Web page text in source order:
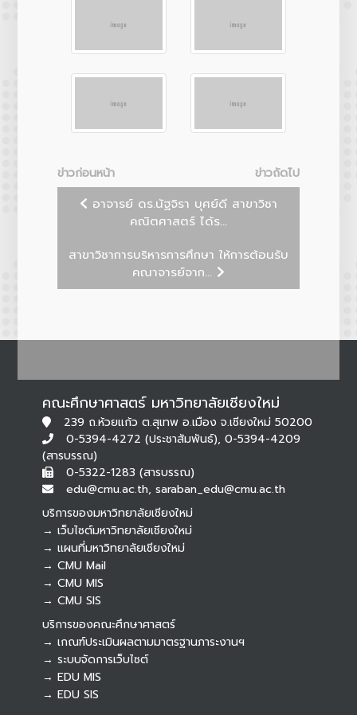
ข่าวก่อนหน้า
ข่าวถัดไป
อาจารย์ ดร.นัฐจิรา บุศย์ดี สาขาวิชา
คณิตศาสตร์ ได้ร...
สาขาวิชาการบริหารการศึกษา ให้การต้อนรับ
คณาจารย์จาก...
คณะศึกษาศาสตร์ มหาวิทยาลัยเชียงใหม่
239 ถ.ห้วยแก้ว ต.สุเทพ อ.เมือง จ.เชียงใหม่ 50200
0-5394-4272 (ประชาสัมพันธ์), 0-5394-4209
(สารบรรณ)
0-5322-1283 (สารบรรณ)
edu@cmu.ac.th, saraban_edu@cmu.ac.th
บริการของมหาวิทยาลัยเชียงใหม่
→ เว็บไซต์มหาวิทยาลัยเชียงใหม่
→ แผนที่มหาวิทยาลัยเชียงใหม่
→ CMU Mail
→ CMU MIS
→ CMU SIS
บริการของคณะศึกษาศาสตร์
→ เกณฑ์ประเมินผลตามมาตรฐานภาระงานฯ
→ ระบบจัดการเว็บไซต์
→ EDU MIS
→ EDU SIS
Botnoi Assistant
Connecting…